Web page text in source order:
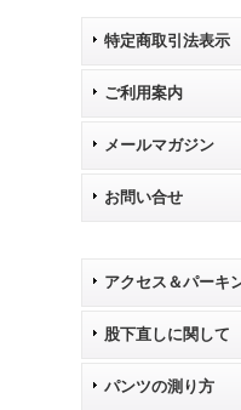
特定商取引法表示
ご利用案内
メールマガジン
お問い合せ
アクセス＆パーキ
股下直しに関して
パンツの測り方